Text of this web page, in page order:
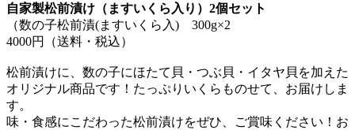
自家製松前漬け（ますいくら入り）2個セット
（数の子松前漬(ますいくら入) 300g×2
4000円（送料・税込）
松前漬けに、数の子にほたて貝・つぶ貝・イタヤ貝を加えた
オリジナル商品です！たっぷりいくらものせて、お届けしま
す。
味・食感にこだわった松前漬けをぜひ、ご賞味ください！お